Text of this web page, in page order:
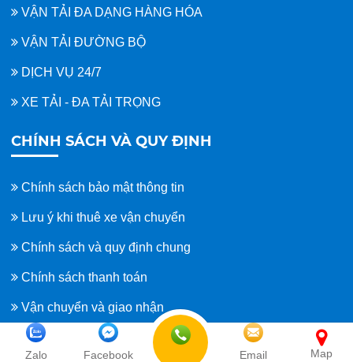
VẬN TẢI ĐA DẠNG HÀNG HÓA
VẬN TẢI ĐƯỜNG BỘ
DỊCH VỤ 24/7
XE TẢI - ĐA TẢI TRỌNG
CHÍNH SÁCH VÀ QUY ĐỊNH
Chính sách bảo mật thông tin
Lưu ý khi thuê xe vận chuyển
Chính sách và quy định chung
Chính sách thanh toán
Vận chuyển và giao nhận
Bảo quản hàng hóa
Zalo Facebook Email Map